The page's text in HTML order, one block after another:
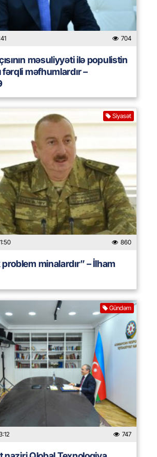
704
məsuliyyəti ilə populistin
fərqli məfhumlardır –
Siyasət
860
minalardır” – İlham
Gündəm
747